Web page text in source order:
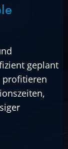
geplant
profitieren